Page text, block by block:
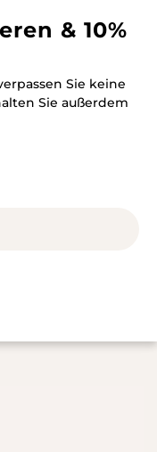
& 10%
Sie keine
Sie außerdem